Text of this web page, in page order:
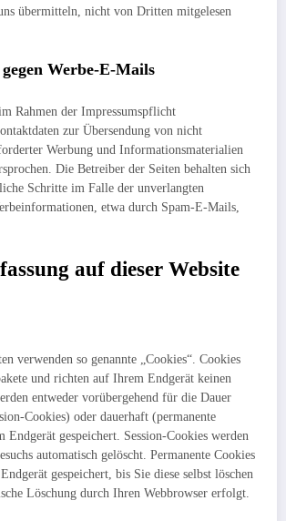
übermitteln, nicht von Dritten mitgelesen
Werbe-E-Mails
Rahmen der Impressumspflicht
zur Übersendung von nicht
Werbung und Informationsmaterialien
Die Betreiber der Seiten behalten sich
Schritte im Falle der unverlangten
etwa durch Spam-E-Mails,
auf dieser Website
verwenden so genannte „Cookies“. Cookies
und richten auf Ihrem Endgerät keinen
entweder vorübergehend für die Dauer
Cookies) oder dauerhaft (permanente
Endgerät gespeichert. Session-Cookies werden
automatisch gelöscht. Permanente Cookies
gespeichert, bis Sie diese selbst löschen
Löschung durch Ihren Webbrowser erfolgt.